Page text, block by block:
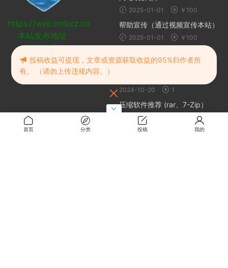
https://web.rmbxz.cn
本站发布地址
建议收藏
2025-01-01 ￥100
帮助宣传（通过视频宣传本站）
2025-01-01 ￥100
随机推荐
2024-10-20 1
压缩软件推荐 (rar、7-Zip）
2024-10-24
乱欲牢城~监狱都市的花之少女
首页 分类 投稿 我的
投稿收益可提现，文章或资源获取收益的95%归作者所
有。 （请勿上传违规内容。）